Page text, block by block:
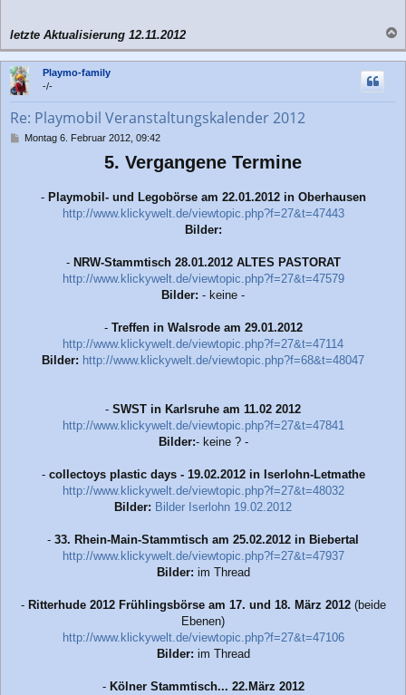
letzte Aktualisierung 12.11.2012
a
c
Playmo-family
-/-
Re: Playmobil Veranstaltungskalender 2012
BMontag 6. Februar 2012, 09:42
5. Vergangene Termine
- Playmobil- und Legobörse am 22.01.2012 in Oberhausen
http://www.klickywelt.de/viewtopic.php?f=27&t=47443
Bilder:
- NRW-Stammtisch 28.01.2012 ALTES PASTORAT
http://www.klickywelt.de/viewtopic.php?f=27&t=47579
Bilder: - keine -
- Treffen in Walsrode am 29.01.2012
http://www.klickywelt.de/viewtopic.php?f=27&t=47114
Bilder: http://www.klickywelt.de/viewtopic.php?f=68&t=48047
- SWST in Karlsruhe am 11.02 2012
http://www.klickywelt.de/viewtopic.php?f=27&t=47841
Bilder:- keine ? -
- collectoys plastic days - 19.02.2012 in Iserlohn-Letmathe
http://www.klickywelt.de/viewtopic.php?f=27&t=48032
Bilder: Bilder Iserlohn 19.02.2012
- 33. Rhein-Main-Stammtisch am 25.02.2012 in Biebertal
http://www.klickywelt.de/viewtopic.php?f=27&t=47937
Bilder: im Thread
- Ritterhude 2012 Frühlingsbörse am 17. und 18. März 2012 (beide
Ebenen)
http://www.klickywelt.de/viewtopic.php?f=27&t=47106
Bilder: im Thread
- Kölner Stammtisch... 22.März 2012